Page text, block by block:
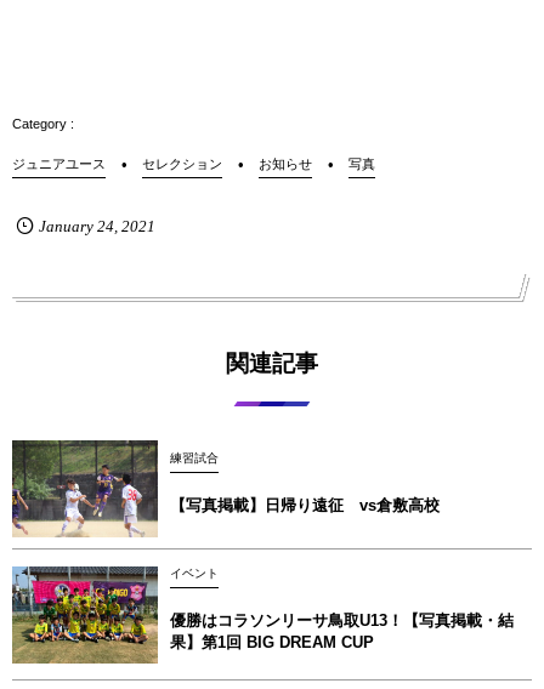
ジュニアユース セレクション お知らせ 写真
January 24, 2021
関連記事
練習試合
【写真掲載】日帰り遠征 vs倉敷高校
イベント
優勝はコラソンリーサ鳥取U13！【写真掲載‪‪‪︎︎・結
果】第1回 BIG DREAM CUP